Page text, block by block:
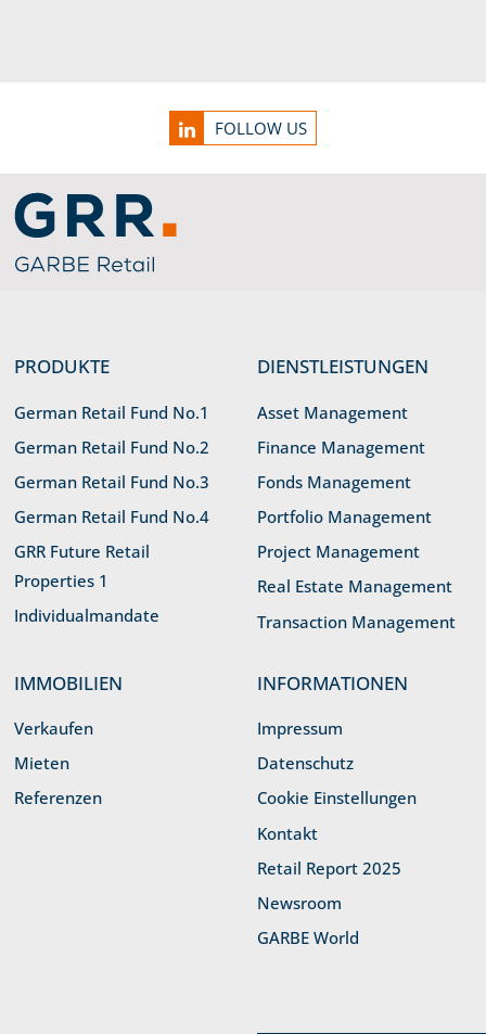
FOLLOW US
PRODUKTE
German Retail Fund No.1
German Retail Fund No.2
German Retail Fund No.3
German Retail Fund No.4
GRR Future Retail
Properties 1
Individualmandate
DIENSTLEISTUNGEN
Asset Management
Finance Management
Fonds Management
Portfolio Management
Project Management
Real Estate Management
Transaction Management
IMMOBILIEN
Verkaufen
Mieten
Referenzen
INFORMATIONEN
Impressum
Datenschutz
Cookie Einstellungen
Kontakt
Retail Report 2025
Newsroom
GARBE World